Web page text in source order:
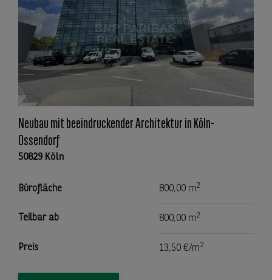
Neubau mit beeindruckender Architektur in Köln-
Ossendorf
50829 Köln
Bürofläche 800,00 m2
Teilbar ab 800,00 m2
Preis 13,50 €/m2